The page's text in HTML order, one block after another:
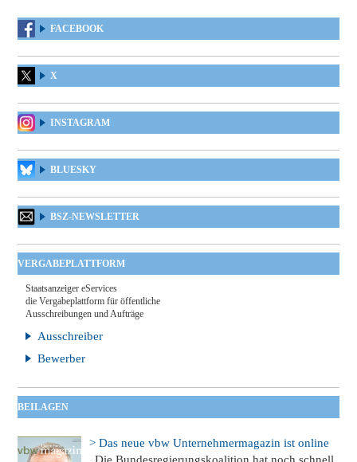
FACEBOOK
X
INSTAGRAM
BLUESKY
BSZ-NEWSLETTER
VERGABEPLATTFORM
Staatsanzeiger eServices
die Vergabeplattform für öffentliche
Ausschreibungen und Aufträge
Ausschreiber
Bewerber
BEILAGEN
> Das neue vbw Unternehmermagazin ist online